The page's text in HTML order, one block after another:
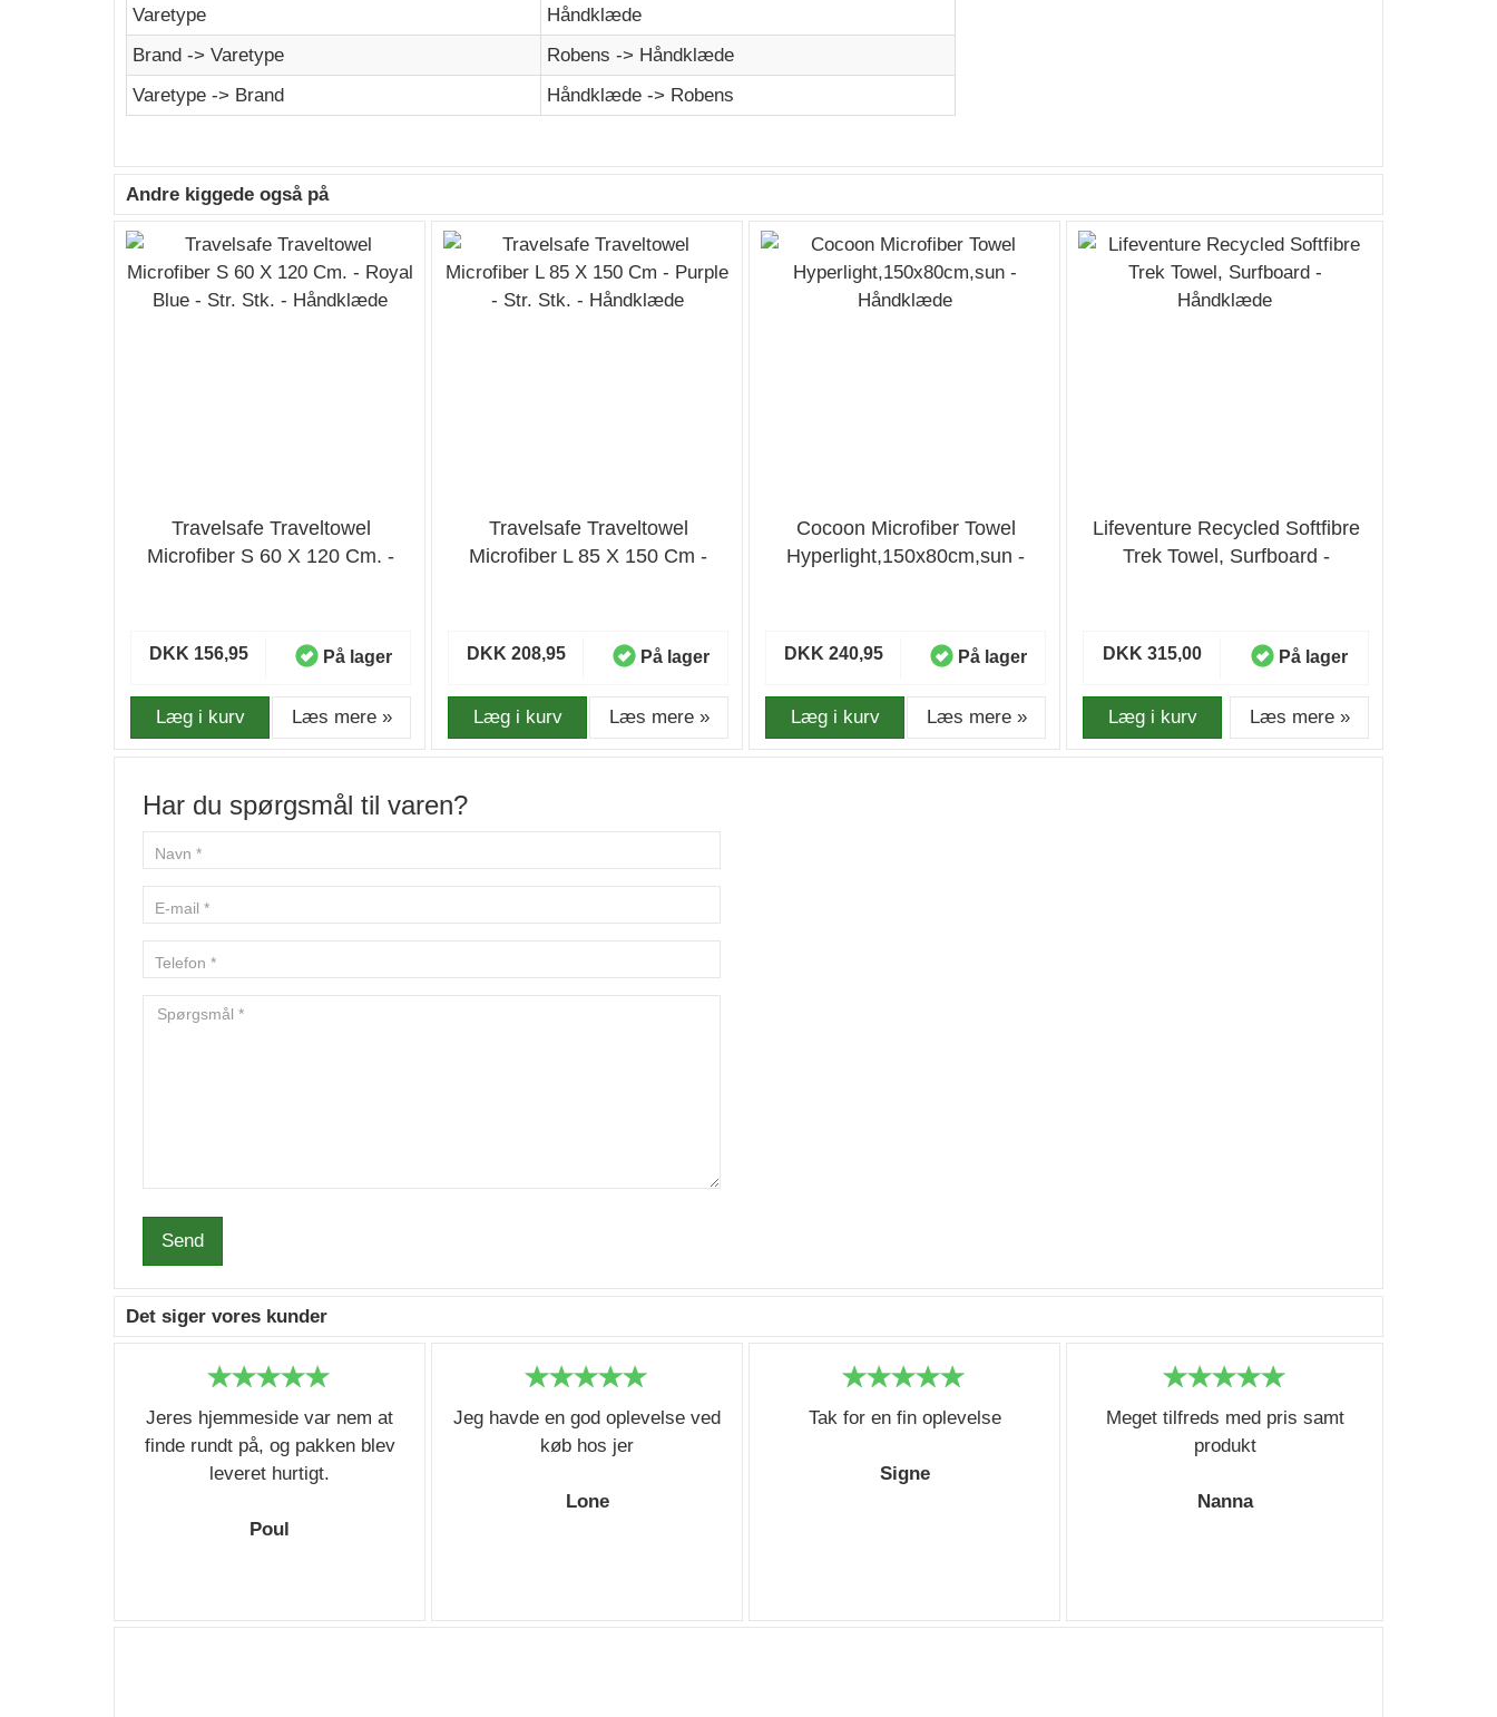
Varetype
Håndklæde
Brand -> Varetype
Robens -> Håndklæde
Varetype -> Brand
Håndklæde -> Robens
Andre kiggede også på
Travelsafe Traveltowel
Microfiber S 60 X 120 Cm. -
DKK 156,95 På lager
Læg i kurv Læs mere »
Travelsafe Traveltowel
Microfiber L 85 X 150 Cm -
DKK 208,95 På lager
Læg i kurv Læs mere »
Cocoon Microfiber Towel
Hyperlight,150x80cm,sun -
DKK 240,95 På lager
Læg i kurv Læs mere »
Lifeventure Recycled Softfibre
Trek Towel, Surfboard -
DKK 315,00 På lager
Læg i kurv Læs mere »
Har du spørgsmål til varen?
Send
Det siger vores kunder
Jeres hjemmeside var nem at
finde rundt på, og pakken blev
leveret hurtigt.
Poul
Jeg havde en god oplevelse ved
køb hos jer
Lone
Tak for en fin oplevelse
Signe
Meget tilfreds med pris samt
produkt
Nanna